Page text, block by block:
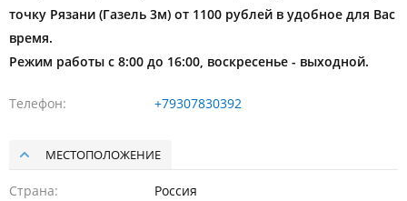
точку Рязани (Газель 3м) от 1100 рублей в удобное для Вас
время.
Режим работы с 8:00 до 16:00, воскресенье - выходной.
Телефон +79307830392
МЕСТОПОЛОЖЕНИЕ
Страна
Россия